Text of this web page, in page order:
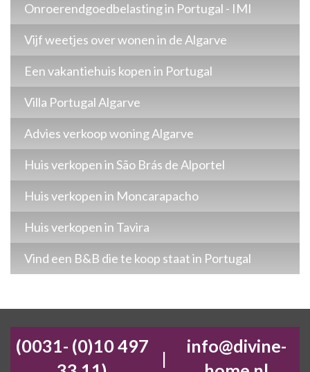
Onroerendgoedbelasting in Portugal - IMI
Vijf weetjes over wonen in de Algarve
Een vakantiehuis kopen in Portugal
Villa Portugal Algarve
Advies verkoop woning Algarve
Huis verkopen in São Brás de Alportel
Huis verkopen in Moncarapacho
Huis verkopen in Tavira
Vind een B&B die te koop staat in Portugal
(0031- (0)10 497
|
info@divine-